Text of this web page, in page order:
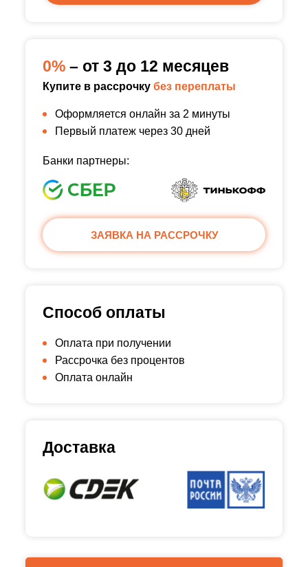
0% – от 3 до 12 месяцев
Купите в рассрочку без переплаты
Оформляется онлайн за 2 минуты
Первый платеж через 30 дней
Банки партнеры:
ЗАЯВКА НА РАССРОЧКУ
Способ оплаты
Оплата при получении
Рассрочка без процентов
Оплата онлайн
Доставка